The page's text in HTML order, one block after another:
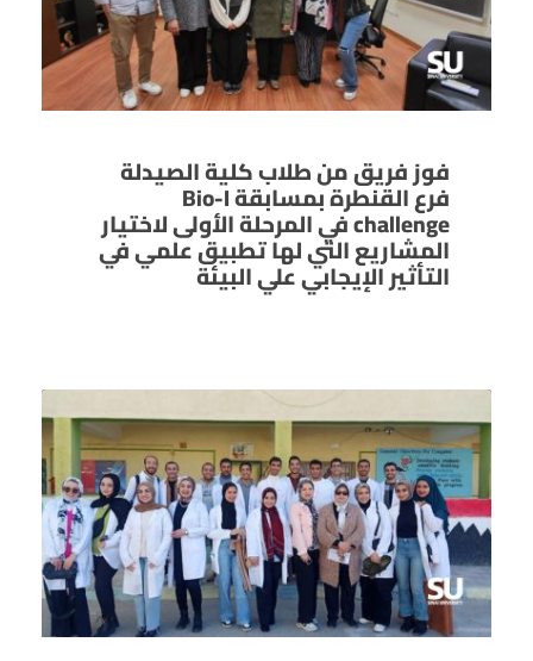
فوز فريق من طلاب كلية الصيدلة
فرع القنطرة بمسابقة Bio-I
challenge في المرحلة الأولى لاختيار
المشاريع التي لها تطبيق علمي في
التأثير الإيجابي علي البيئة